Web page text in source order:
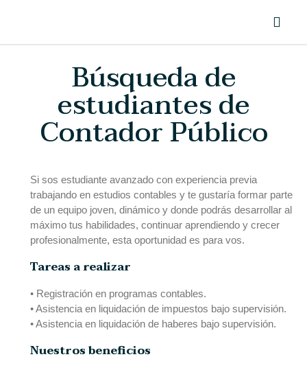
Búsqueda de
estudiantes de
Contador Público
Si sos estudiante avanzado con experiencia previa
trabajando en estudios contables y te gustaría formar parte
de un equipo joven, dinámico y donde podrás desarrollar al
máximo tus habilidades, continuar aprendiendo y crecer
profesionalmente, esta oportunidad es para vos.
Tareas a realizar
• Registración en programas contables.
• Asistencia en liquidación de impuestos bajo supervisión.
• Asistencia en liquidación de haberes bajo supervisión.
Nuestros beneficios